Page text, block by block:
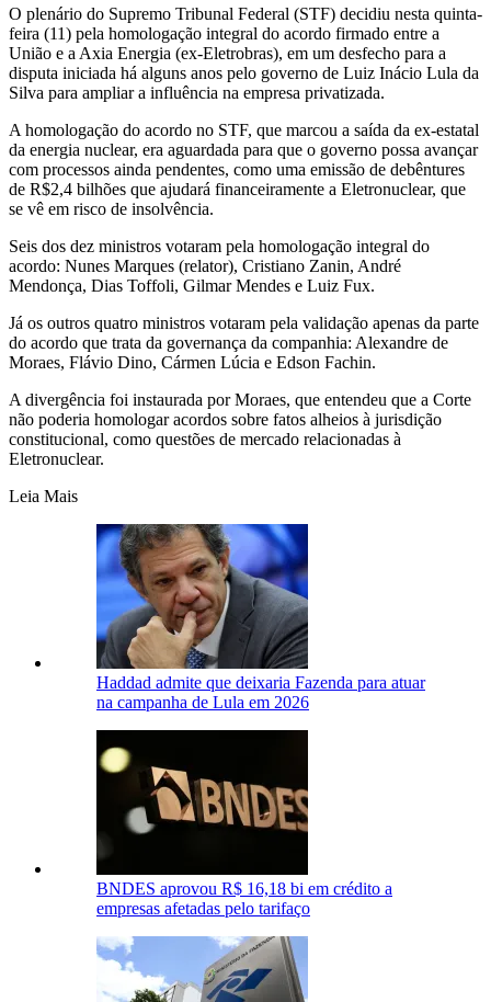
O plenário do Supremo Tribunal Federal (STF) decidiu nesta quinta-
feira (11) pela homologação integral do acordo firmado entre a
União e a Axia Energia (ex-Eletrobras), em um desfecho para a
disputa iniciada há alguns anos pelo governo de Luiz Inácio Lula da
Silva para ampliar a influência na empresa privatizada.
A homologação do acordo no STF, que marcou a saída da ex-estatal
da energia nuclear, era aguardada para que o governo possa avançar
com processos ainda pendentes, como uma emissão de debêntures
de R$2,4 bilhões que ajudará financeiramente a Eletronuclear, que
se vê em risco de insolvência.
Seis dos dez ministros votaram pela homologação integral do
acordo: Nunes Marques (relator), Cristiano Zanin, André
Mendonça, Dias Toffoli, Gilmar Mendes e Luiz Fux.
Já os outros quatro ministros votaram pela validação apenas da parte
do acordo que trata da governança da companhia: Alexandre de
Moraes, Flávio Dino, Cármen Lúcia e Edson Fachin.
A divergência foi instaurada por Moraes, que entendeu que a Corte
não poderia homologar acordos sobre fatos alheios à jurisdição
constitucional, como questões de mercado relacionadas à
Eletronuclear.
Leia Mais
Haddad admite que deixaria Fazenda para atuar
na campanha de Lula em 2026
BNDES aprovou R$ 16,18 bi em crédito a
empresas afetadas pelo tarifaço